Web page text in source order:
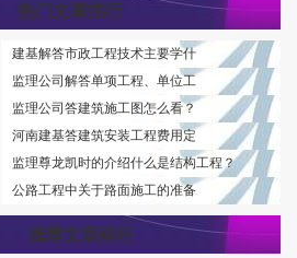
热门文章排行
建基解答市政工程技术主要学什
监理公司解答单项工程、单位工
监理公司答建筑施工图怎么看？
河南建基答建筑安装工程费用定
监理尊龙凯时的介绍什么是结构工程？
公路工程中关于路面施工的准备
推荐文章排行